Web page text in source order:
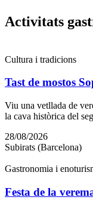
Activitats
Cultura i tradicions
Tast de mostos
Viu una vetllada de
la cava històrica del
28/08/2026
Subirats (Barcelona)
Gastronomia i
Festa de la